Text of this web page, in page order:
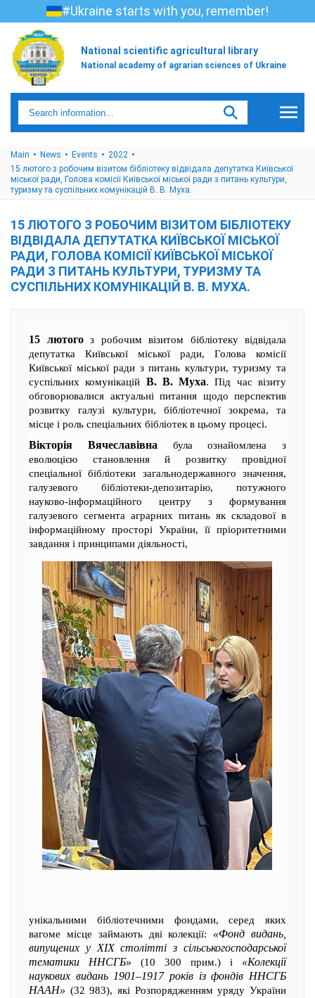
#Ukraine starts with you, remember!
National scientific agricultural library
National academy of agrarian sciences of Ukraine
Main News Events
2022
15 лютого з робочим візитом бібліотеку відвідала депутатка Київської
міської ради, Голова комісії Київської міської ради з питань культури,
туризму та суспільних комунікацій В. В. Муха.
15 ЛЮТОГО З РОБОЧИМ ВІЗИТОМ БІБЛІОТЕКУ
ВІДВІДАЛА ДЕПУТАТКА КИЇВСЬКОЇ МІСЬКОЇ
РАДИ, ГОЛОВА КОМІСІЇ КИЇВСЬКОЇ МІСЬКОЇ
РАДИ З ПИТАНЬ КУЛЬТУРИ, ТУРИЗМУ ТА
СУСПІЛЬНИХ КОМУНІКАЦІЙ В. В. МУХА.
15 лютогоз робочим візитом бібліотеку відвідала
депутатка Київської міської ради, Голова комісії
Київської міської ради з питань культури, туризму та
суспільних комунікацій В. В. Муха. Під час візиту
обговорювалися актуальні питання щодо перспектив
розвитку галузі культури, бібліотечної зокрема, та
місце і роль спеціальних бібліотек в цьому процесі.
Вікторія Вячеславівна була ознайомлена з
еволюцією становлення й розвитку провідної
спеціальної бібліотеки загальнодержавного значення,
галузевого бібліотеки-депозитарію, потужного
науково-інформаційного центру з формування
галузевого сегмента аграрних питань як складової в
інформаційному просторі України, її пріоритетними
завдання і принципами діяльності,
унікальними бібліотечними фондами, серед яких
вагоме місце займають дві колекції: «Фонд видань,
випущених у XIX столітті з сільськогосподарської
тематики ННСГБ» (10 300 прим.) і «Колекції
наукових видань 1901–1917 років із фондів ННСГБ
НААН» (32 983), які Розпорядженням уряду України